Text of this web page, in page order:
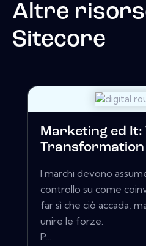
Altre
Sitecore
Marketing ed It:
Transformation
I marchi devono
controllo su come
far sì che ciò accada,
unire le forze.
P...